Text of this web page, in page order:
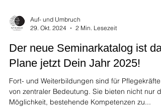
29. Okt. 2024
2 Min. Lesezeit
Der neue Seminarkatalog ist da!
Plane jetzt Dein Jahr 2025!